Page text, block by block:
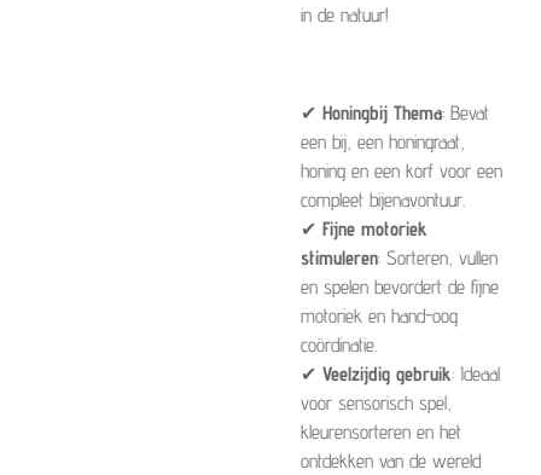
in de natuur!
✔ Honingbij Thema: Bevat
een bij, een honingraat,
honing en een korf voor een
compleet bijenavontuur.
✔ Fijne motoriek
stimuleren: Sorteren, vullen
en spelen bevordert de fijne
motoriek en hand-oog
coördinatie.
✔ Veelzijdig gebruik: Ideaal
voor sensorisch spel,
kleurensorteren en het
ontdekken van de wereld